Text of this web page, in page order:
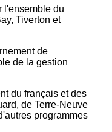
l'ensemble du
Tiverton et
de
de la gestion
du français et des
de Terre-Neuve
programmes